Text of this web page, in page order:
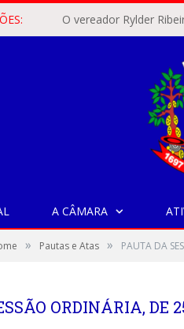
A CÂMARA
» Pautas e Atas » PAUTA DA
ORDINÁRIA, DE